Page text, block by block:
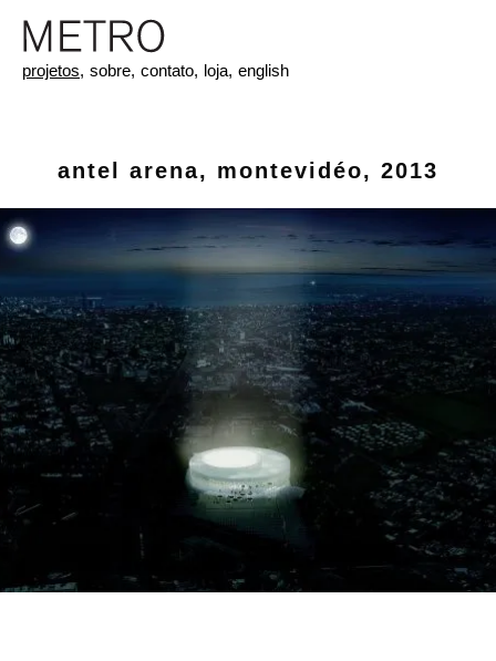
projetos, sobre, contato, loja, english
antel arena, montevidéo, 2013